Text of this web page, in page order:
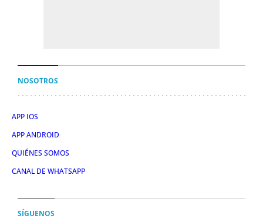
NOSOTROS
APP IOS
APP ANDROID
QUIÉNES SOMOS
CANAL DE WHATSAPP
SÍGUENOS